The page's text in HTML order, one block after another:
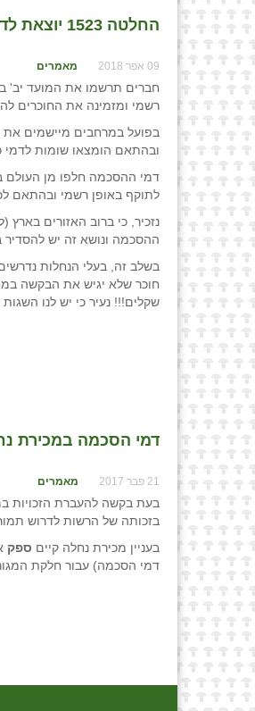
החלטה 1523 יוצאת לדרך באופן רשמי / אביגדור ליבוביץ, עו״ד
09 אפר 2018 מאמרים
רשמי ומזמינה את החוכרים
בפועל במרחבים מיישמים
ובהתאם הומצאו שומות לדמי
דמי ההסכמה חלפו מן העולם
לתוקף באופן רשמי ובהתאם
נזכיר, כי ברוב האזורים
ההסכמה ונושא זה יש להסדיר
חוכר שלא יגיש את הבקשה
שקלים!!! נעיר כי יש לנו
דמי הסכמה במכירת
21 פבר 2017 מאמרים
בעת בקשה להעברת הזכויות
בזכותה של הרשות לדרוש
בעניין מכירת נחלה קיים ספק
דמי הסכמה) עבור חלקת